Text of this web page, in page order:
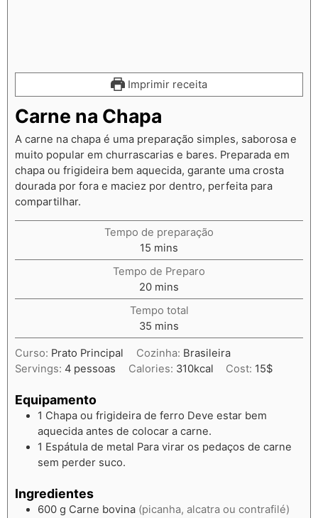
Imprimir receita
Carne na Chapa
A carne na chapa é uma preparação simples, saborosa e
muito popular em churrascarias e bares. Preparada em
chapa ou frigideira bem aquecida, garante uma crosta
dourada por fora e maciez por dentro, perfeita para
compartilhar.
Tempo de preparação
15 mins
Tempo de Preparo
20 mins
Tempo total
35 mins
Curso: Prato Principal Cozinha: Brasileira
Servings: 4 pessoas Calories: 310kcal Cost: 15$
Equipamento
1 Chapa ou frigideira de ferro Deve estar bem
aquecida antes de colocar a carne.
1 Espátula de metal Para virar os pedaços de carne
sem perder suco.
Ingredientes
600 g Carne bovina (picanha, alcatra ou contrafilé)